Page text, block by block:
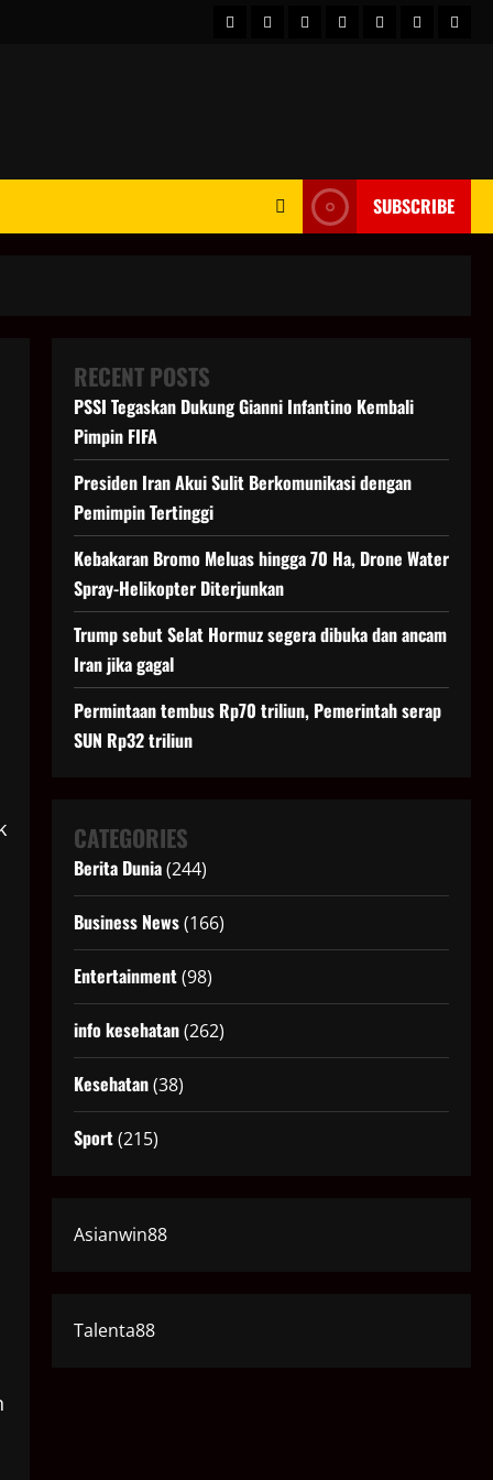
HOMEBeritahot
BusinessKesehatan
Sport
SUBSCRIBE
RECENT POSTS
PSSI Tegaskan Dukung Gianni Infantino Kembali
Pimpin FIFA
Presiden Iran Akui Sulit Berkomunikasi dengan
Pemimpin Tertinggi
Kebakaran Bromo Meluas hingga 70 Ha, Drone Water
Spray-Helikopter Diterjunkan
Trump sebut Selat Hormuz segera dibuka dan ancam
Iran jika gagal
Permintaan tembus Rp70 triliun, Pemerintah serap
SUN Rp32 triliun
CATEGORIES
Berita Dunia(244)
Business News(166)
Entertainment(98)
info kesehatan(262)
Kesehatan(38)
Sport(215)
Asianwin88
Talenta88